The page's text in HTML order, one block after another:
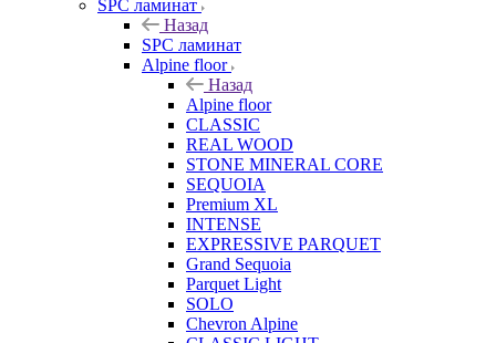
SPC ламинат
Назад
SPC ламинат
Alpine floor
Назад
Alpine floor
CLASSIC
REAL WOOD
STONE MINERAL CORE
SEQUOIA
Premium XL
INTENSE
EXPRESSIVE PARQUET
Grand Sequoia
Parquet Light
SOLO
Chevron Alpine